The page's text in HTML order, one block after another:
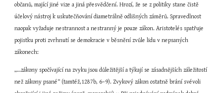
občanů, mající jiné vize a jiná přesvědčení. Hrozí, že se z politiky stane čistě
účelový nástroj k uskutečňování diametrálně odlišných záměrů. Spravedlnost
naopak vyžaduje nestrannost a nestranný je pouze zákon. Aristotelés spatřuje
pojistku proti zvrhnutí se demokracie v běsnění zvůle lidu v nepsaných
zákonech:
„…zákony spočívající na zvyku jsou důležitější a týkají se zásadnějších záležitostí
než zákony psané“ (tamtéž,1287b, 6–9). Zvykový zákon ostatně brání svévoli